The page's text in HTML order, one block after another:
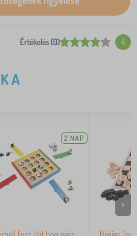
Értékelés (0) 4
A
2 NAP
>